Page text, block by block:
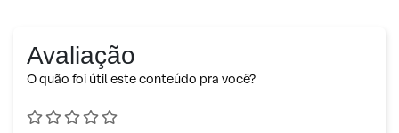
Avaliação
O quão foi útil este conteúdo pra você?